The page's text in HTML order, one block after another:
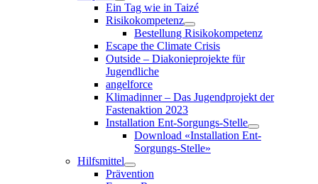
Ein Tag wie in Taizé
Risikokompetenz
Bestellung Risikokompetenz
Escape the Climate Crisis
Outside – Diakonieprojekte für
Jugendliche
angelforce
Klimadinner – Das Jugendprojekt der
Fastenaktion 2023
Installation Ent-Sorgungs-Stelle
Download «Installation Ent-
Sorgungs-Stelle»
Hilfsmittel
Prävention